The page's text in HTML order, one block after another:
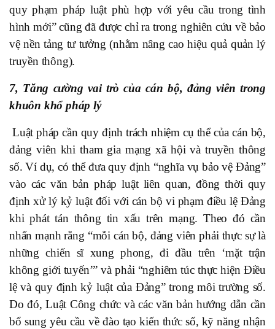
quy phạm pháp luật phù hợp với yêu cầu trong tình
hình mới” cũng đã được chỉ ra trong nghiên cứu về bảo
vệ nền tảng tư tưởng (nhằm nâng cao hiệu quả quản lý
truyền thông).
7, Tăng cường vai trò của cán bộ, đảng viên trong
khuôn khổ pháp lý
Luật pháp cần quy định trách nhiệm cụ thể của cán bộ,
đảng viên khi tham gia mạng xã hội và truyền thông
số. Ví dụ, có thể đưa quy định “nghĩa vụ bảo vệ Đảng”
vào các văn bản pháp luật liên quan, đồng thời quy
định xử lý kỷ luật đối với cán bộ vi phạm điều lệ Đảng
khi phát tán thông tin xấu trên mạng. Theo đó cần
nhấn mạnh rằng “mỗi cán bộ, đảng viên phải thực sự là
những chiến sĩ xung phong, đi đầu trên ‘mặt trận
không giới tuyến’” và phải “nghiêm túc thực hiện Điều
lệ và quy định kỷ luật của Đảng” trong môi trường số.
Do đó, Luật Công chức và các văn bản hướng dẫn cần
bổ sung yêu cầu về đào tạo kiến thức số, kỹ năng nhận